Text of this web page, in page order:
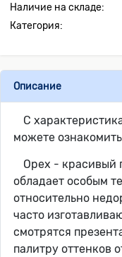
Наличие на складе:
Категория:
Описание
С
можете
Орех - красивый
обладает особым
относительно
часто
смотрятся
палитру оттенков